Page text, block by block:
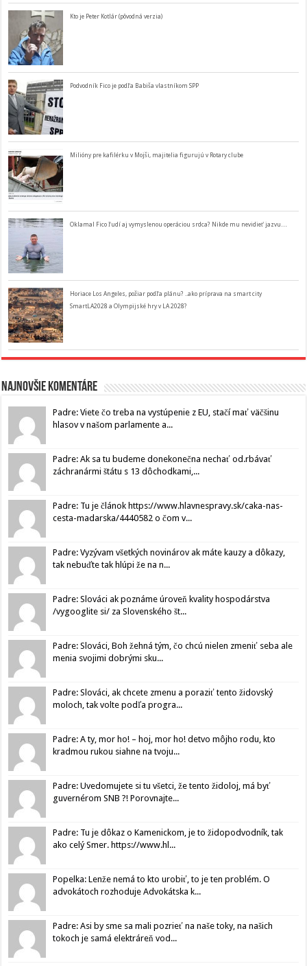
Kto je Peter Kotlár (pôvodná verzia)
Podvodník Fico je podľa Babiša vlastníkom SPP
Milióny pre kafilérku v Mojši, majitelia figurujú v Rotary clube
Oklamal Fico ľudí aj vymyslenou operáciou srdca? Nikde mu nevidieť jazvu…
Horiace Los Angeles, požiar podľa plánu? ..ako príprava na smart city
SmartLA2028 a Olympijské hry v LA 2028?
Najnovšie komentáre
Padre: Viete čo treba na vystúpenie z EU, stačí mať väčšinu
hlasov v našom parlamente a...
Padre: Ak sa tu budeme donekonečna nechať od.rbávať
záchranármi štátu s 13 dôchodkami,...
Padre: Tu je článok https://www.hlavnespravy.sk/caka-nas-
cesta-madarska/4440582 o čom v...
Padre: Vyzývam všetkých novinárov ak máte kauzy a dôkazy,
tak nebuďte tak hlúpi že na n...
Padre: Slováci ak poznáme úroveň kvality hospodárstva
/vygooglite si/ za Slovenského št...
Padre: Slováci, Boh žehná tým, čo chcú nielen zmeniť seba ale
menia svojimi dobrými sku...
Padre: Slováci, ak chcete zmenu a poraziť tento židovský
moloch, tak volte podľa progra...
Padre: A ty, mor ho! – hoj, mor ho! detvo môjho rodu, kto
kradmou rukou siahne na tvoju...
Padre: Uvedomujete si tu všetci, že tento židoloj, má byť
guvernérom SNB ?! Porovnajte...
Padre: Tu je dôkaz o Kamenickom, je to židopodvodník, tak
ako celý Smer. https://www.hl...
Popelka: Lenže nemá to kto urobiť, to je ten problém. O
advokátoch rozhoduje Advokátska k...
Padre: Asi by sme sa mali pozrieť na naše toky, na našich
tokoch je samá elektráreň vod...